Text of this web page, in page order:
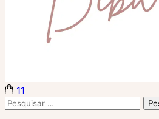
Biba Concept Store
11
Pesquisar